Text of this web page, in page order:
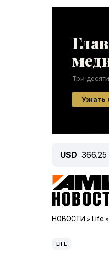
USD 366.25
НОВОСТИ » Life »
LIFE